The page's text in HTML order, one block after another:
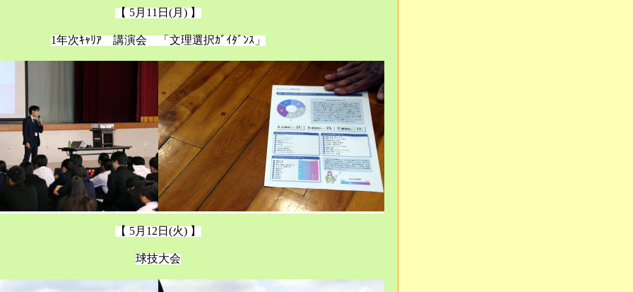
【 5月11日(月) 】
1年次ｷｬﾘｱ 講演会 「文理選択ｶﾞｲﾀﾞﾝｽ」
【 5月12日(火) 】
球技大会